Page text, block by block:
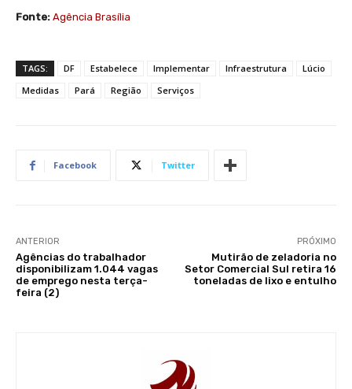
Fonte: Agência Brasília
TAGS: DF Estabelece Implementar Infraestrutura
Lúcio
Medidas
Pará Região Serviços
Facebook Twitter
ANTERIOR
Agências do trabalhador
disponibilizam 1.044 vagas
de emprego nesta terça-
feira (2)
PRÓXIMO
Mutirão de zeladoria no
Setor Comercial Sul retira 16
toneladas de lixo e entulho